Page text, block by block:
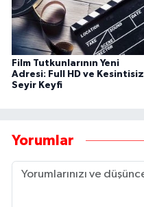
Film Tutkunlarının Yeni
Adresi: Full HD ve Kesintisiz
Seyir Keyfi
Yorumlar